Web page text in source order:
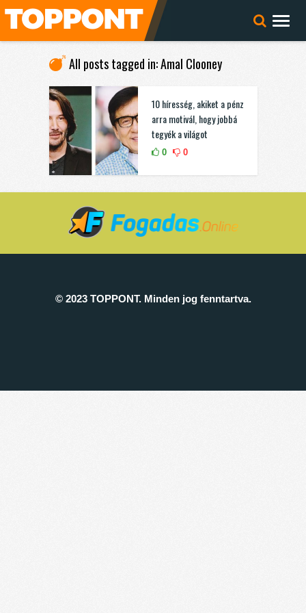
All posts tagged in: Amal Clooney
10 híresség, akiket a pénz
arra motivál, hogy jobbá
tegyék a világot
0 0
© 2023 TOPPONT. Minden jog fenntartva.